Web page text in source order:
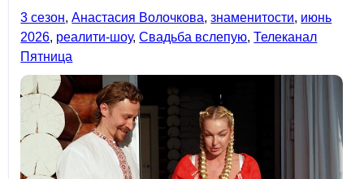
3 сезон,Анастасия Волочкова,знаменитости, июнь
2026, реалити-шоу,Свадьба вслепую,Телеканал
Пятница